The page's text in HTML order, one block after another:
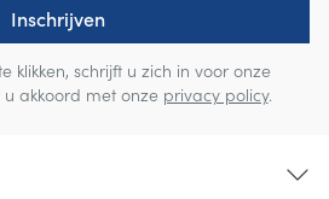
Inschrijven
klikken, schrijft u zich in voor onze
akkoord met onze privacy policy.